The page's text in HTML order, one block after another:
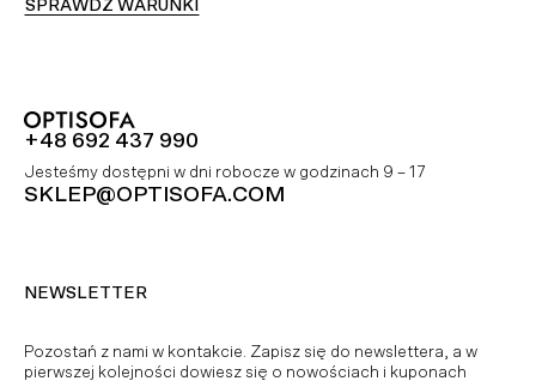
SPRAWDŹ WARUNKI
+48 692 437 990
Jesteśmy dostępni w dni robocze w godzinach 9 – 17
SKLEP@OPTISOFA.COM
NEWSLETTER
Pozostań z nami w kontakcie. Zapisz się do newslettera, a w
pierwszej kolejności dowiesz się o nowościach i kuponach